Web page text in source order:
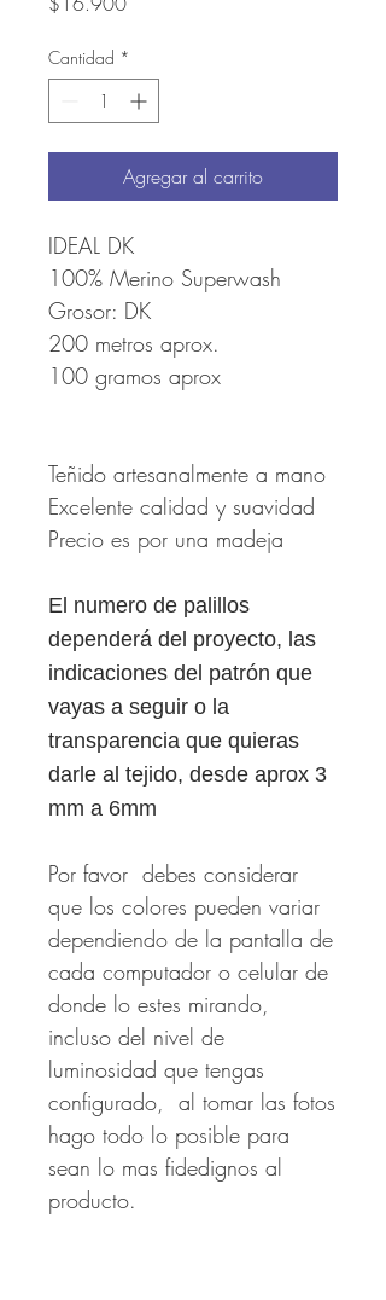
Cantidad *
Agregar al carrito
IDEAL DK
100% Merino Superwash
Grosor: DK
200 metros aprox.
100 gramos aprox
Teñido artesanalmente a mano
Excelente calidad y suavidad
Precio es por una madeja
El numero de palillos
dependerá del proyecto, las
indicaciones del patrón que
vayas a seguir o la
transparencia que quieras
darle al tejido, desde aprox 3
mm a 6mm
Por favor debes considerar
que los colores pueden variar
dependiendo de la pantalla de
cada computador o celular de
donde lo estes mirando,
incluso del nivel de
luminosidad que tengas
configurado, al tomar las fotos
hago todo lo posible para
sean lo mas fidedignos al
producto.